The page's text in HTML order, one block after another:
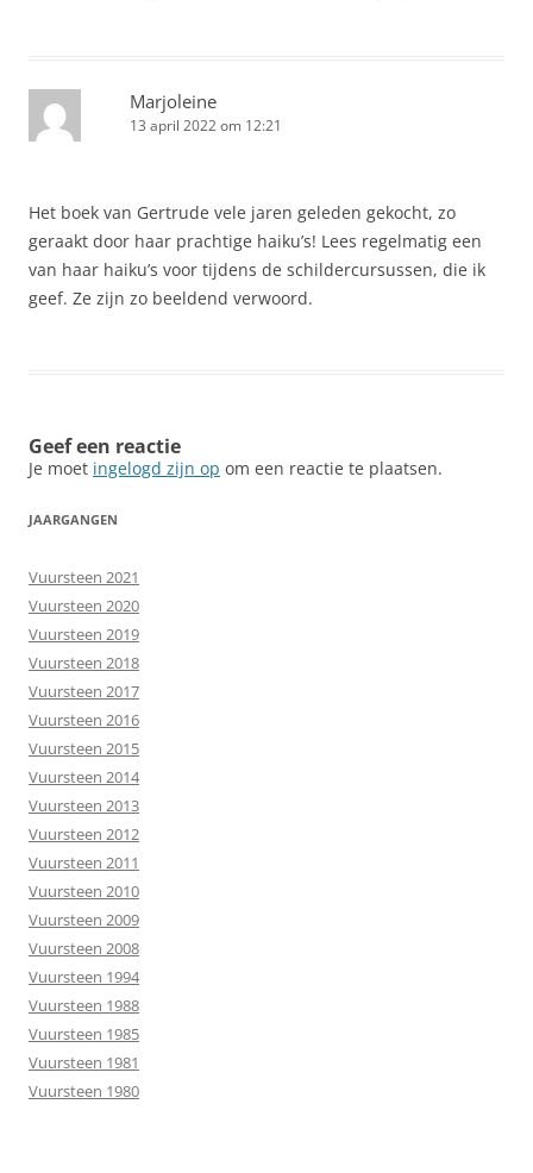
Marjoleine
13 april 2022 om 12:21
Het boek van Gertrude vele jaren geleden gekocht, zo
geraakt door haar prachtige haiku’s! Lees regelmatig een
van haar haiku’s voor tijdens de schildercursussen, die ik
geef. Ze zijn zo beeldend verwoord.
Geef een reactie
Je moet ingelogd zijn op om een reactie te plaatsen.
JAARGANGEN
Vuursteen 2021
Vuursteen 2020
Vuursteen 2019
Vuursteen 2018
Vuursteen 2017
Vuursteen 2016
Vuursteen 2015
Vuursteen 2014
Vuursteen 2013
Vuursteen 2012
Vuursteen 2011
Vuursteen 2010
Vuursteen 2009
Vuursteen 2008
Vuursteen 1994
Vuursteen 1988
Vuursteen 1985
Vuursteen 1981
Vuursteen 1980